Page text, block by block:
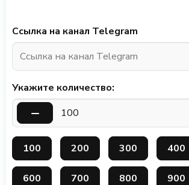
Ссылка на канал Telegram
Укажите количество:
100 200 300 400
600 700 800 900